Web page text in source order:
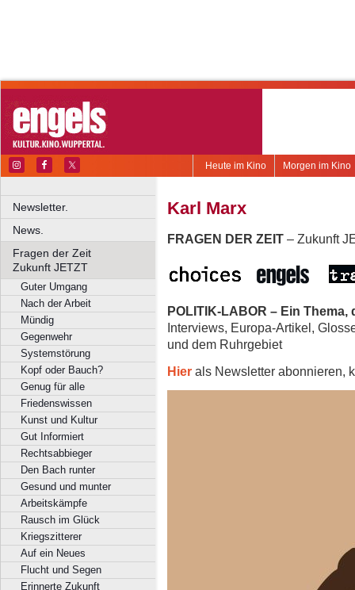
Morgen im Kino
Heute im Kino
Newsletter.
News.
Fragen der Zeit
Zukunft JETZT
Guter Umgang
Nach der Arbeit
Mündig
Gegenwehr
Systemstörung
Kopf oder Bauch?
Genug für alle
Friedenswissen
Kunst und Kultur
Gut Informiert
Rechtsabbieger
Den Bach runter
Gesund und munter
Arbeitskämpfe
Rausch im Glück
Kriegszitterer
Auf ein Neues
Flucht und Segen
Erinnerte Zukunft
Karl Marx
FRAGEN DER ZEIT – Zukunft
POLITIK-LABOR – Ein
Interviews, Europa-Artikel,
und dem Ruhrgebiet
Hier als Newsletter abonnieren,